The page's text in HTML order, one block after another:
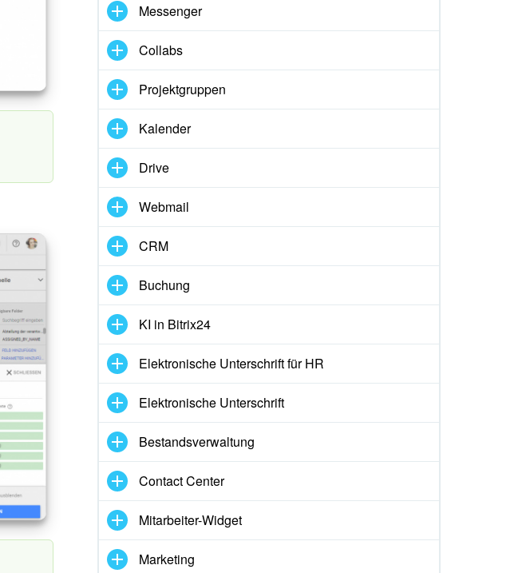
Messenger
Collabs
Projektgruppen
Kalender
Drive
Webmail
CRM
Buchung
KI in Bitrix24
Elektronische Unterschrift für HR
Elektronische Unterschrift
Bestandsverwaltung
Contact Center
Mitarbeiter-Widget
Marketing